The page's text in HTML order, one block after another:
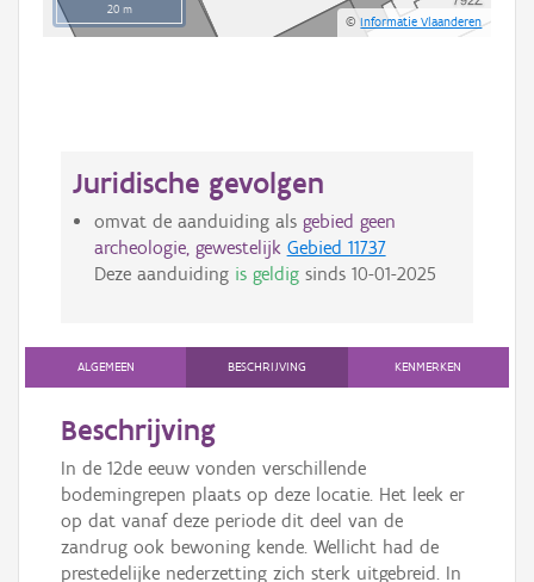
20 m
©Informatie Vlaanderen
Juridische gevolgen
omvat de aanduiding als gebied geen
archeologie, gewestelijk Gebied 11737
Deze aanduiding is geldigsinds 10-01-2025
ALGEMEEN BESCHRIJVING KENMERKEN
Beschrijving
In de 12de eeuw vonden verschillende
bodemingrepen plaats op deze locatie. Het leek er
op dat vanaf deze periode dit deel van de
zandrug ook bewoning kende. Wellicht had de
prestedelijke nederzetting zich sterk uitgebreid. In